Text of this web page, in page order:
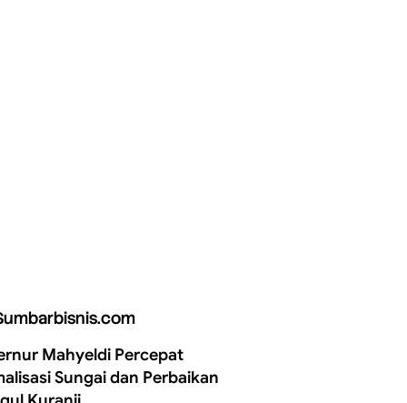
Mahyeldi Percepat
Sungai dan Perbaikan